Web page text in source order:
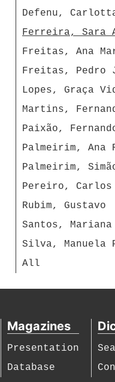
Defenu,
Ferreira, Sara
Freitas, Ana
Freitas, Pedro
Lopes, Graça
Martins,
Paixão,
Palmeirim, Ana
Palmeirim,
Pereiro,
Rubim, Gustavo
Santos,
Silva, Manuela
All
Magazines
Presentation
Database